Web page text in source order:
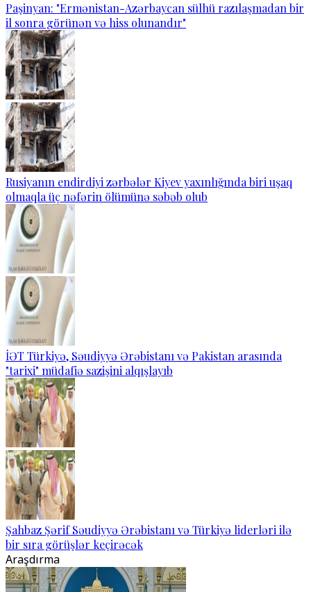
Paşinyan: "Ermənistan-Azərbaycan sülhü razılaşmadan bir
il sonra görünən və hiss olunandır"
Rusiyanın endirdiyi zərbələr Kiyev yaxınlığında biri uşaq
olmaqla üç nəfərin ölümünə səbəb olub
İƏT Türkiyə, Səudiyyə Ərəbistanı və Pakistan arasında
"tarixi" müdafiə sazişini alqışlayıb
Şahbaz Şərif Səudiyyə Ərəbistanı və Türkiyə liderləri ilə
bir sıra görüşlər keçirəcək
Araşdırma